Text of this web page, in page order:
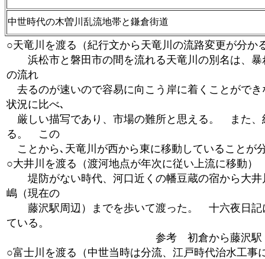
中世時代の木曽川乱流地帯と鎌倉街道
○天竜川を渡る（紀行文から天竜川の流路変更が分か
浜松市と磐田市の間を流れる天竜川の別名は、暴
の流れ
去るのが速いので容易に向こう岸に着くことがで
状況に比べ､
厳しい描写であり、市場の難所と思える。 また、
る。 この
ことから､天竜川が西から東に移動していることが
○大井川を渡る（渡河地点が年次に従い上流に移動）
堤防がない時代、河口近くの幡豆蔵の宿から大井
嶋（現在の
藤沢駅周辺）までを歩いて渡った。 十六夜日記
ている。
参考 初倉から藤沢駅（前嶋）まで
○富士川を渡る（中世当時は分流、江戸時代治水工事